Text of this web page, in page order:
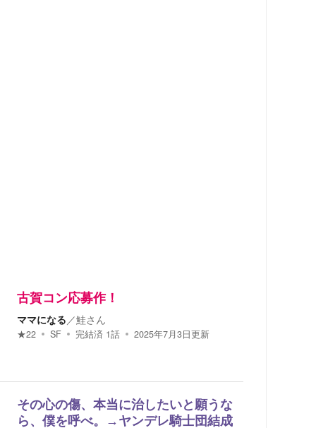
古賀コン応募作！
ママになる／鮭さん
★22 SF 完結済 1話 2025年7月3日更新
その心の傷、本当に治したいと願うな
ら、僕を呼べ。→ヤンデレ騎士団結成